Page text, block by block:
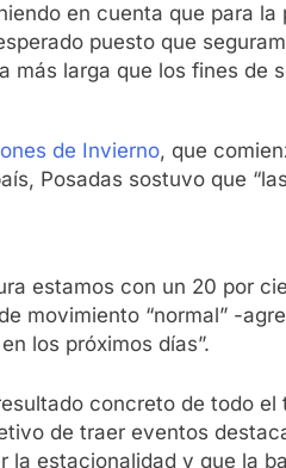
en cuenta que para
puesto que
larga que los fines de
de Invierno, que
Posadas sostuvo que
estamos con un 20 por
movimiento “normal” -
los próximos días”.
concreto de todo el
de traer eventos
la estacionalidad y que la